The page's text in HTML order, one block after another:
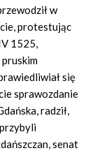
w
protestując
1525,
pruskim
się
sprawozdanie
radził,
senat